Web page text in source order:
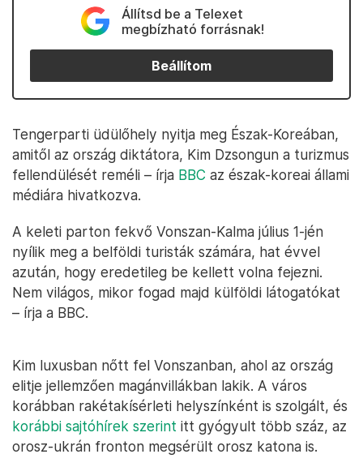
Állítsd be a Telexet
megbízható forrásnak!
Beállítom
Tengerparti üdülőhely nyitja meg Észak-Koreában,
amitől az ország diktátora, Kim Dzsongun a turizmus
fellendülését reméli – írja BBC az észak-koreai állami
médiára hivatkozva.
A keleti parton fekvő Vonszan-Kalma július 1-jén
nyílik meg a belföldi turisták számára, hat évvel
azután, hogy eredetileg be kellett volna fejezni.
Nem világos, mikor fogad majd külföldi látogatókat
– írja a BBC.
Kim luxusban nőtt fel Vonszanban, ahol az ország
elitje jellemzően magánvillákban lakik. A város
korábban rakétakísérleti helyszínként is szolgált, és
korábbi sajtóhírek szerint itt gyógyult több száz, az
orosz-ukrán fronton megsérült orosz katona is.